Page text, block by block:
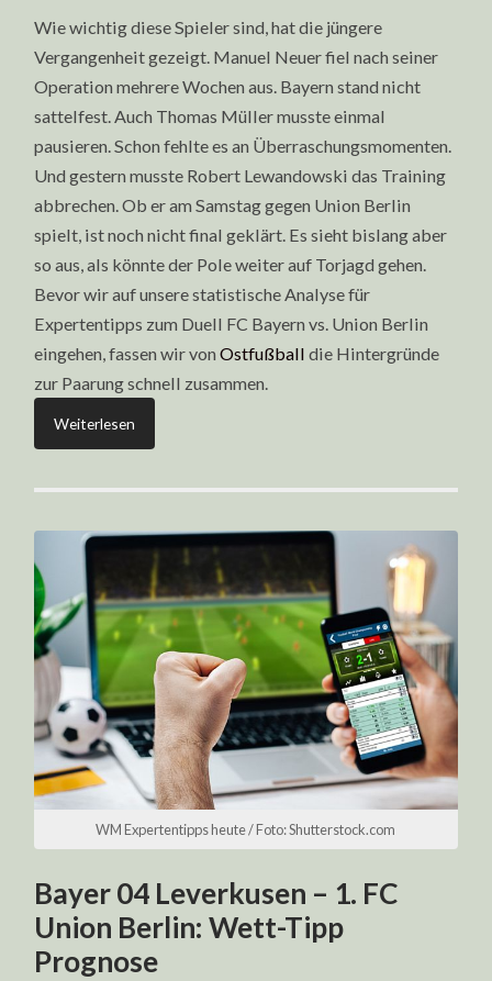
Wie wichtig diese Spieler sind, hat die jüngere
Vergangenheit gezeigt. Manuel Neuer fiel nach seiner
Operation mehrere Wochen aus. Bayern stand nicht
sattelfest. Auch Thomas Müller musste einmal
pausieren. Schon fehlte es an Überraschungsmomenten.
Und gestern musste Robert Lewandowski das Training
abbrechen. Ob er am Samstag gegen Union Berlin
spielt, ist noch nicht final geklärt. Es sieht bislang aber
so aus, als könnte der Pole weiter auf Torjagd gehen.
Bevor wir auf unsere statistische Analyse für
Expertentipps zum Duell FC Bayern vs. Union Berlin
eingehen, fassen wir vonOstfußball die Hintergründe
zur Paarung schnell zusammen.
Weiterlesen
WM Expertentipps heute / Foto: Shutterstock.com
Bayer 04 Leverkusen – 1. FC
Union Berlin: Wett-Tipp
Prognose